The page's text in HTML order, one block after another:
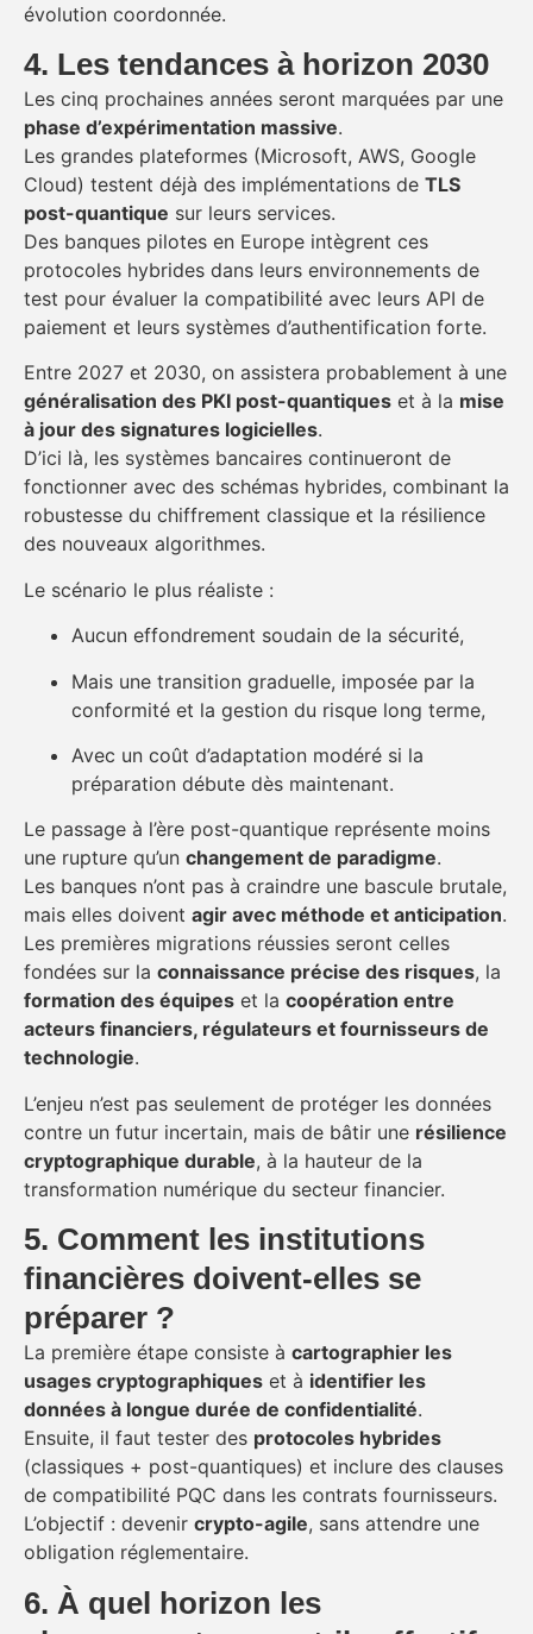
évolution coordonnée.
4. Les tendances à horizon 2030
Les cinq prochaines années seront marquées par une
phase d’expérimentation massive.
Les grandes plateformes (Microsoft, AWS, Google
Cloud) testent déjà des implémentations de TLS
post-quantique sur leurs services.
Des banques pilotes en Europe intègrent ces
protocoles hybrides dans leurs environnements de
test pour évaluer la compatibilité avec leurs API de
paiement et leurs systèmes d’authentification forte.
Entre 2027 et 2030, on assistera probablement à une
généralisation des PKI post-quantiques et à la mise
à jour des signatures logicielles.
D’ici là, les systèmes bancaires continueront de
fonctionner avec des schémas hybrides, combinant la
robustesse du chiffrement classique et la résilience
des nouveaux algorithmes.
Le scénario le plus réaliste :
Aucun effondrement soudain de la sécurité,
Mais une transition graduelle, imposée par la
conformité et la gestion du risque long terme,
Avec un coût d’adaptation modéré si la
préparation débute dès maintenant.
Le passage à l’ère post-quantique représente moins
une rupture qu’un changement de paradigme.
Les banques n’ont pas à craindre une bascule brutale,
mais elles doivent agir avec méthode et anticipation.
Les premières migrations réussies seront celles
fondées sur la connaissance précise des risques, la
formation des équipes et la coopération entre
acteurs financiers, régulateurs et fournisseurs de
technologie.
L’enjeu n’est pas seulement de protéger les données
contre un futur incertain, mais de bâtir une résilience
cryptographique durable, à la hauteur de la
transformation numérique du secteur financier.
5. Comment les institutions
financières doivent-elles se
préparer ?
La première étape consiste à cartographier les
usages cryptographiques et à identifier les
données à longue durée de confidentialité.
Ensuite, il faut tester des protocoles hybrides
(classiques + post-quantiques) et inclure des clauses
de compatibilité PQC dans les contrats fournisseurs.
L’objectif : devenir crypto-agile, sans attendre une
obligation réglementaire.
6. À quel horizon les